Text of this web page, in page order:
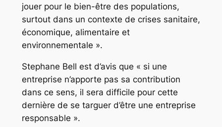
jouer pour le bien-être des populations,
surtout dans un contexte de crises sanitaire,
économique, alimentaire et
environnementale ».
Stephane Bell est d’avis que « si une
entreprise n’apporte pas sa contribution
dans ce sens, il sera difficile pour cette
dernière de se targuer d’être une entreprise
responsable ».